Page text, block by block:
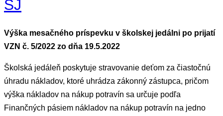
ŠJ
Výška mesačného príspevku v školskej jedálni po prijatí
VZN č. 5/2022 zo dňa 19.5.2022
Školská jedáleň poskytuje stravovanie deťom za čiastočnú
úhradu nákladov, ktoré uhrádza zákonný zástupca, pričom
výška nákladov na nákup potravín sa určuje podľa
Finančných pásiem nákladov na nákup potravín na jedno